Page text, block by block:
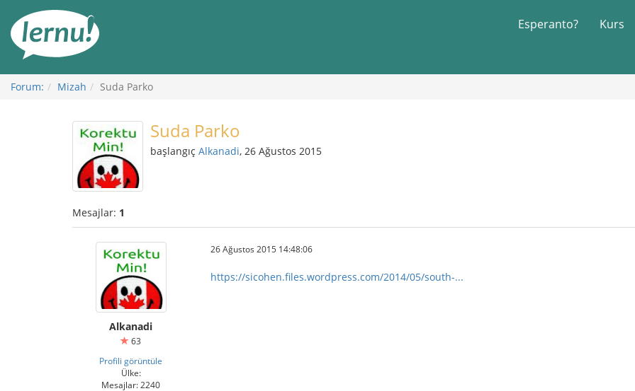
Görüntüleme
Esperanto? Kurs
Forum: Mizah Suda Parko
Suda Parko
başlangıç Alkanadi, 26 Ağustos 2015
Mesajlar: 1
Alkanadi
63
Profili görüntüle
Ülke:
Mesajlar: 2240
26 Ağustos 2015 14:48:06
https://sicohen.files.wordpress.com/2014/05/south-...